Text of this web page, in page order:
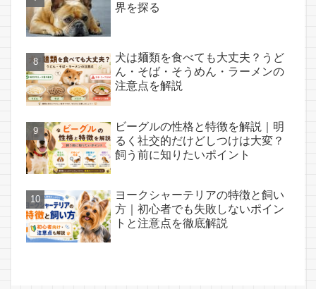
界を探る
犬は麺類を食べても大丈夫？うど
ん・そば・そうめん・ラーメンの
注意点を解説
ビーグルの性格と特徴を解説｜明
るく社交的だけどしつけは大変？
飼う前に知りたいポイント
ヨークシャーテリアの特徴と飼い
方｜初心者でも失敗しないポイン
トと注意点を徹底解説